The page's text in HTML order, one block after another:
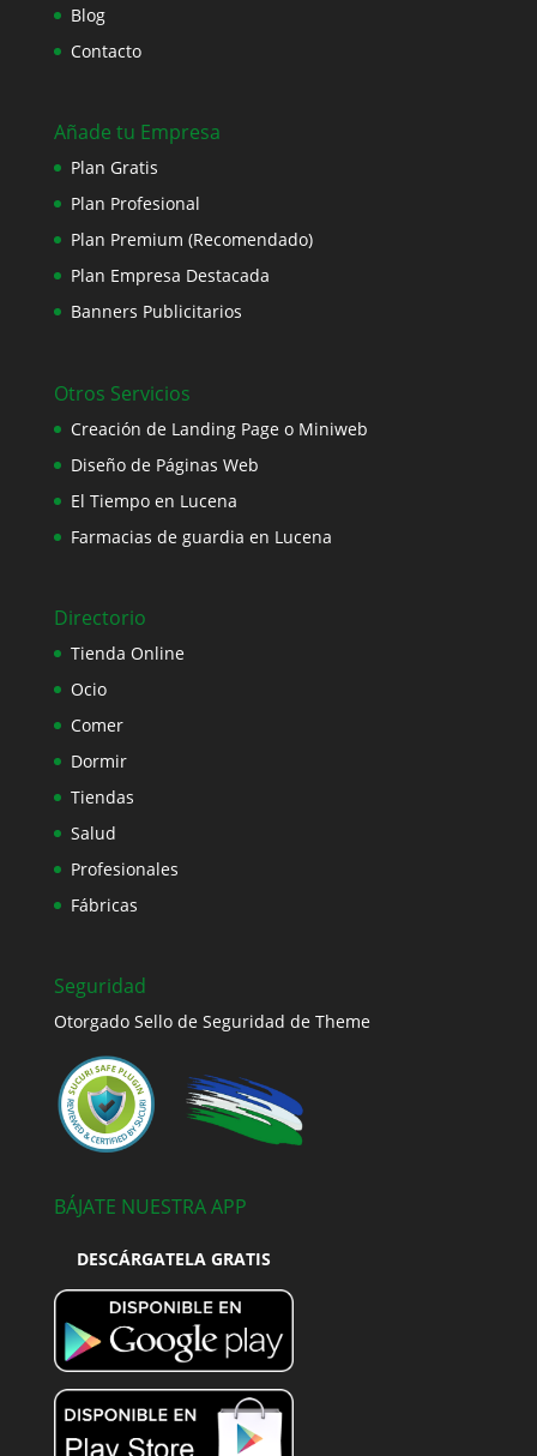
Blog
Contacto
Añade tu Empresa
Plan Gratis
Plan Profesional
Plan Premium (Recomendado)
Plan Empresa Destacada
Banners Publicitarios
Otros Servicios
Creación de Landing Page o Miniweb
Diseño de Páginas Web
El Tiempo en Lucena
Farmacias de guardia en Lucena
Directorio
Tienda Online
Ocio
Comer
Dormir
Tiendas
Salud
Profesionales
Fábricas
Seguridad
Otorgado Sello de Seguridad de Theme
BÁJATE NUESTRA APP
DESCÁRGATELA GRATIS